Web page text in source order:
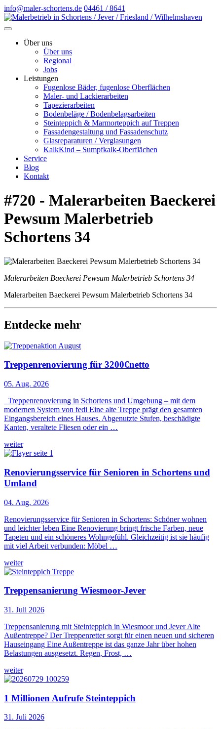
info@maler-schortens.de 04461 / 8641
Über uns
Über uns
Regional
Jobs
Leistungen
Fugenlose Bäder, fugenlose Oberflächen
Maler- und Lackierarbeiten
Tapezierarbeiten
Bodenbeläge / Bodenbelagsarbeiten
Steinteppich & Marmorteppich auf Treppen
Fassadengestaltung und Fassadenschutz
Glasreparaturen / Verglasungen
KalkKind – Sumpfkalk-Oberflächen
Service
Blog
Kontakt
#720 - Malerarbeiten Baeckerei
Pewsum Malerbetrieb
Schortens 34
Malerarbeiten Baeckerei Pewsum Malerbetrieb Schortens 34
Malerarbeiten Baeckerei Pewsum Malerbetrieb Schortens 34
Entdecke mehr
Treppenrenovierung für 3200€netto
05. Aug. 2026
Treppenrenovierung in Schortens und Umgebung – mit dem
modernen System von fedi Eine alte Treppe prägt den gesamten
Eingangsbereich eines Hauses. Abgenutzte Stufen, beschädigte
Kanten, veraltete Fliesen oder ein …
weiter
Renovierungsservice für Senioren in Schortens und
Umland
04. Aug. 2026
Renovierungsservice für Senioren in Schortens: Schöner wohnen
und leichter leben Eine Renovierung bringt frische Farben, neue
Tapeten und ein schöneres Wohngefühl. Gleichzeitig ist sie häufig
mit viel Arbeit verbunden: Möbel …
weiter
Treppensanierung Wiesmoor-Jever
31. Juli 2026
Treppensanierung mit Steinteppich in Wiesmoor und Jever Alte
Außentreppe? Der Treppenretter sorgt für einen neuen und sicheren
Hauseingang Eine Außentreppe ist das ganze Jahr über hohen
Belastungen ausgesetzt. Regen, Frost, …
weiter
1 Millionen Aufrufe Steinteppich
31. Juli 2026